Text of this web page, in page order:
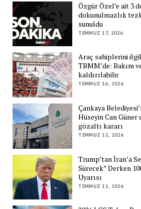
Özgür Özel’e ait 3
dokunulmazlık
sunuldu
TEMMUZ 17, 2026
Araç sahiplerini
TBMM’de: Bakım
kaldırılabilir
TEMMUZ 16, 2026
Çankaya
Hüseyin Can Güner
gözaltı kararı
TEMMUZ 11, 2026
Trump’tan İran’a
Sürecek” Derken
Uyarısı
TEMMUZ 11, 2026